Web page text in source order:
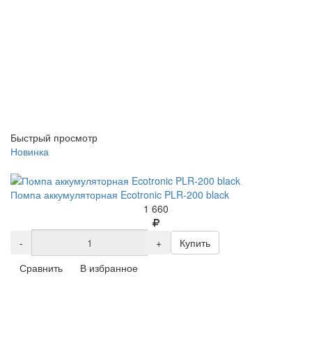
Быстрый просмотр
Новинка
Помпа аккумуляторная Ecotronic PLR-200 black
1 660
- +
Купить
Сравнить
В избранное